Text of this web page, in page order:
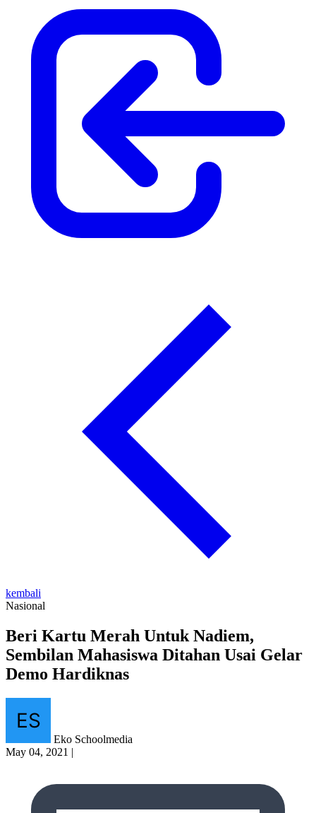
kembali
Nasional
Beri Kartu Merah Untuk Nadiem,
Sembilan Mahasiswa Ditahan Usai Gelar
Demo Hardiknas
Eko Schoolmedia
May 04, 2021 |